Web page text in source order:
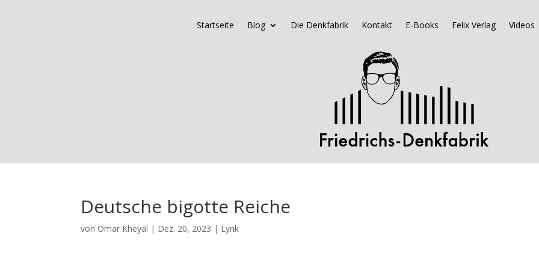
Startseite Blog Die Denkfabrik Kontakt E-Books Felix Verlag Videos
Deutsche bigotte Reiche
von Omar Kheyal | Dez. 20, 2023 | Lyrik